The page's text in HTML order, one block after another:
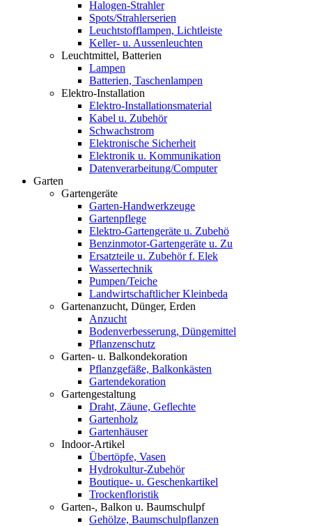
Halogen-Strahler
Spots/Strahlerserien
Leuchtstofflampen, Lichtleiste
Keller- u. Aussenleuchten
Leuchtmittel, Batterien
Lampen
Batterien, Taschenlampen
Elektro-Installation
Elektro-Installationsmaterial
Kabel u. Zubehör
Schwachstrom
Elektronische Sicherheit
Elektronik u. Kommunikation
Datenverarbeitung/Computer
Garten
Gartengeräte
Garten-Handwerkzeuge
Gartenpflege
Elektro-Gartengeräte u. Zubehö
Benzinmotor-Gartengeräte u. Zu
Ersatzteile u. Zubehör f. Elek
Wassertechnik
Pumpen/Teiche
Landwirtschaftlicher Kleinbeda
Gartenanzucht, Dünger, Erden
Anzucht
Bodenverbesserung, Düngemittel
Pflanzenschutz
Garten- u. Balkondekoration
Pflanzgefäße, Balkonkästen
Gartendekoration
Gartengestaltung
Draht, Zäune, Geflechte
Gartenholz
Gartenhäuser
Indoor-Artikel
Übertöpfe, Vasen
Hydrokultur-Zubehör
Boutique- u. Geschenkartikel
Trockenfloristik
Garten-, Balkon u. Baumschulpf
Gehölze, Baumschulpflanzen